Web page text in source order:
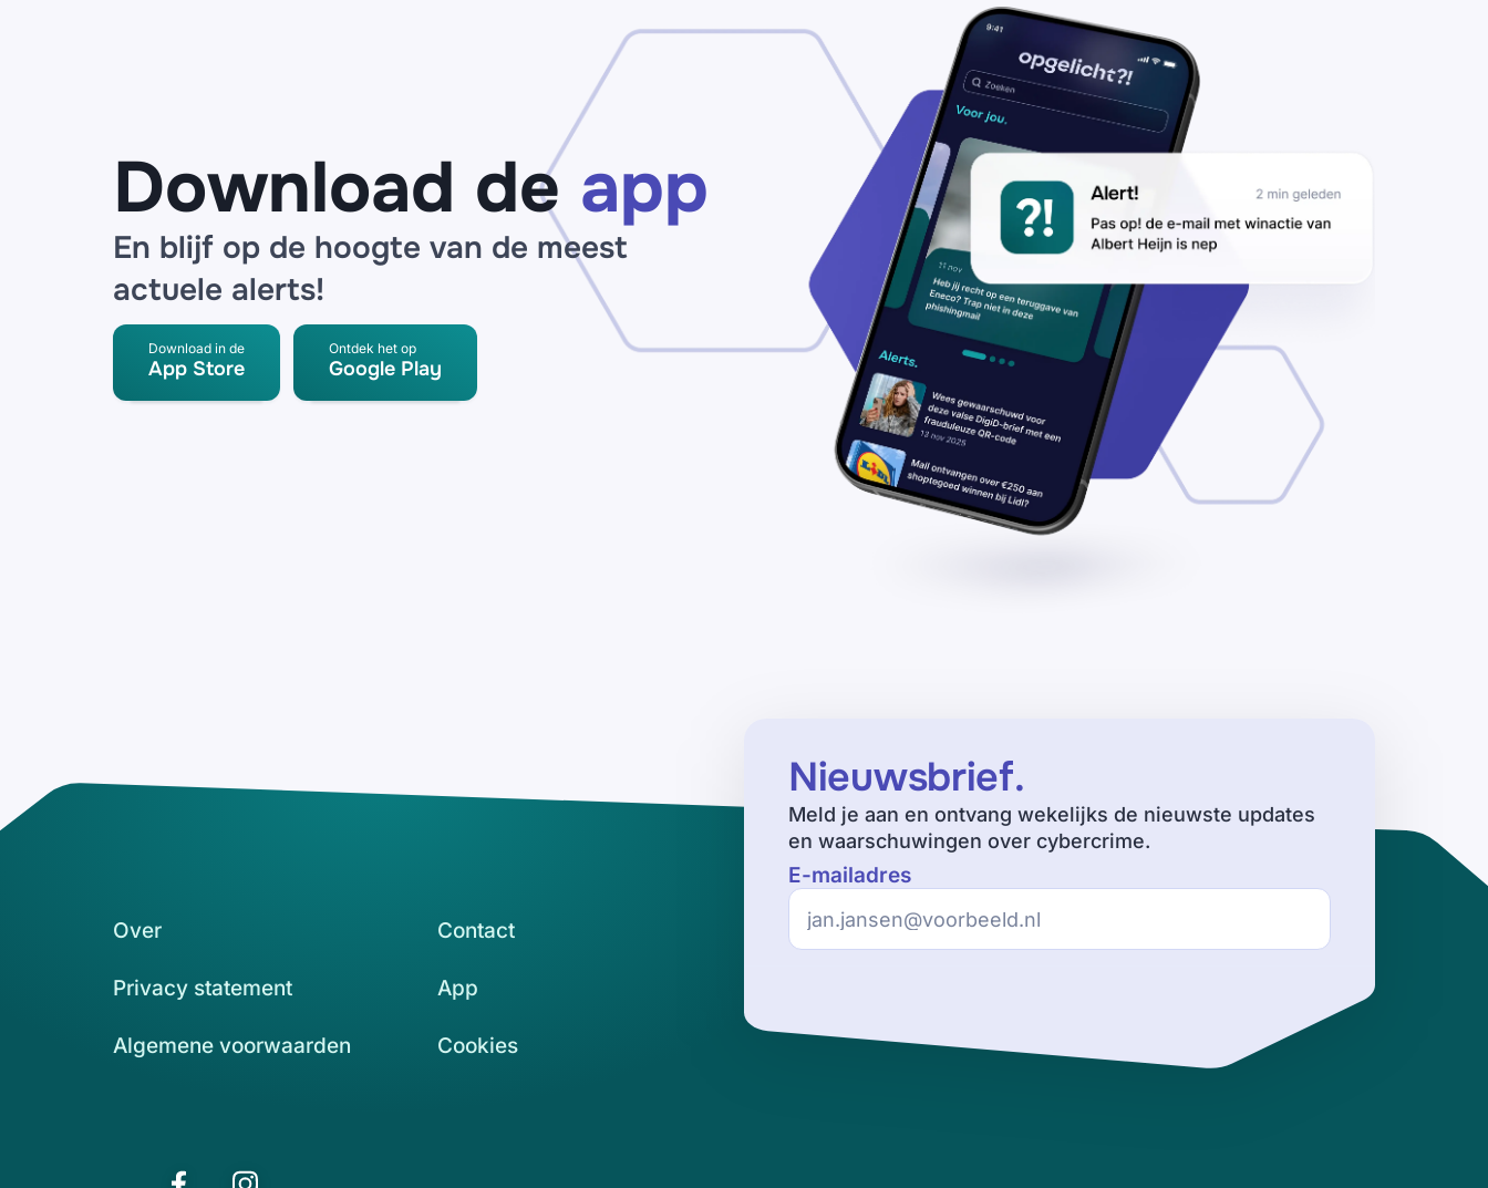
nepwebshop
‘vingino.top’
of 'vingino-
nl.top'
Adidas
of New
Balance
kopen?
Pas op
voor
‘snipes-
outlet.nl’
Download de app
En blijf op de hoogte van de meest
actuele alerts!
Download in de
App Store
Ontdek het op
Google Play
Nieuwsbrief.
Meld je aan en ontvang wekelijks de nieuwste updates
en waarschuwingen over cybercrime.
E-mailadres
Over Contact
Privacy statement App
Algemene voorwaarden Cookies